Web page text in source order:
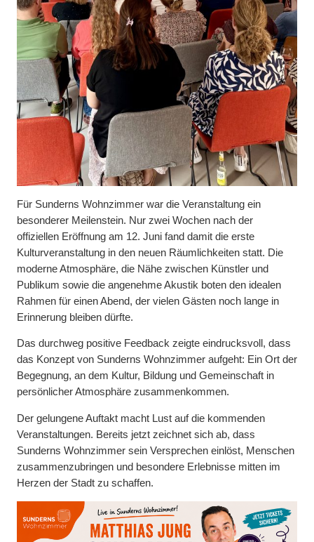
Für Sunderns Wohnzimmer war die Veranstaltung ein
besonderer Meilenstein. Nur zwei Wochen nach der
offiziellen Eröffnung am 12. Juni fand damit die erste
Kulturveranstaltung in den neuen Räumlichkeiten statt. Die
moderne Atmosphäre, die Nähe zwischen Künstler und
Publikum sowie die angenehme Akustik boten den idealen
Rahmen für einen Abend, der vielen Gästen noch lange in
Erinnerung bleiben dürfte.
Das durchweg positive Feedback zeigte eindrucksvoll, dass
das Konzept von Sunderns Wohnzimmer aufgeht: Ein Ort der
Begegnung, an dem Kultur, Bildung und Gemeinschaft in
persönlicher Atmosphäre zusammenkommen.
Der gelungene Auftakt macht Lust auf die kommenden
Veranstaltungen. Bereits jetzt zeichnet sich ab, dass
Sunderns Wohnzimmer sein Versprechen einlöst, Menschen
zusammenzubringen und besondere Erlebnisse mitten im
Herzen der Stadt zu schaffen.